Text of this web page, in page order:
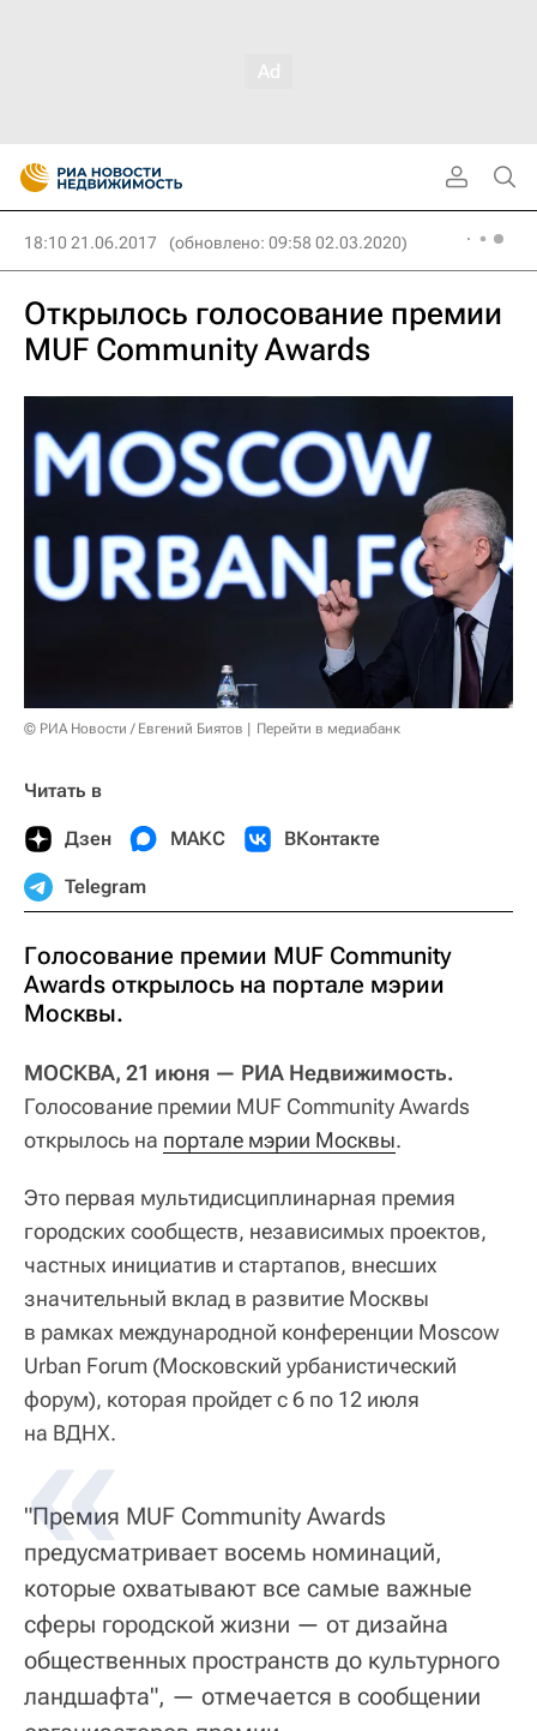
18:10 21.06.2017 (обновлено: 09:58 02.03.2020)
Открылось голосование премии
MUF Community Awards
© РИА Новости / Евгений Биятов Перейти в медиабанк
Читать в
Дзен МАКС ВКонтакте
Telegram
Голосование премии MUF Community
Awards открылось на портале мэрии
Москвы.
МОСКВА, 21 июня — РИА Недвижимость.
Голосование премии MUF Community Awards
открылось на портале мэрии Москвы.
Это первая мультидисциплинарная премия
городских сообществ, независимых проектов,
частных инициатив и стартапов, внесших
значительный вклад в развитие Москвы
в рамках международной конференции Moscow
Urban Forum (Московский урбанистический
форум), которая пройдет с 6 по 12 июля
на ВДНХ.
"Премия MUF Community Awards
предусматривает восемь номинаций,
которые охватывают все самые важные
сферы городской жизни — от дизайна
общественных пространств до культурного
ландшафта", — отмечается в сообщении